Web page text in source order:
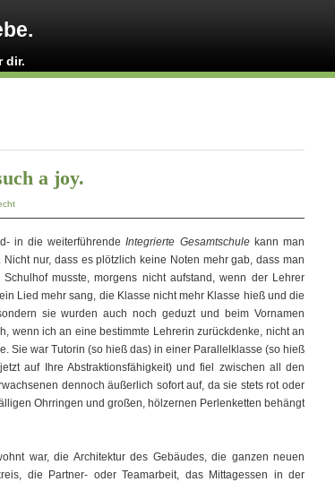
dir.
a joy.
in die weiterführendeIntegrierte Gesamtschulekann man
nur, dass es plötzlich keine Noten mehr gab, dass man
musste, morgens nicht aufstand, wenn der Lehrer
Lied mehr sang, die Klasse nicht mehr Klasse hieß und die
sie wurden auch noch geduzt und beim Vornamen
wenn ich an eine bestimmte Lehrerin zurückdenke, nicht an
Sie war Tutorin (so hieß das) in einer Parallelklasse (so hieß
auf Ihre Abstraktionsfähigkeit) und fiel zwischen all den
dennoch äußerlich sofort auf, da sie stets rot oder
Ohrringen und großen, hölzernen Perlenketten behängt
war, die Architektur des Gebäudes, die ganzen neuen
die Partner- oder Teamarbeit, das Mittagessen in der